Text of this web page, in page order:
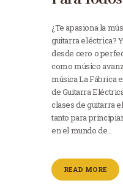
¿Te apasiona la
guitarra eléctrica?
desde cero o
como músico
música La Fábrica
de Guitarra
clases de guitarra
tanto para
en el mundo de…
READ MORE